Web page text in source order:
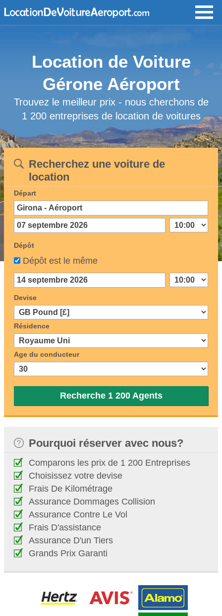
Location de Voiture
Gérone Aéroport
Trouvez le meilleur prix - nous cherchons de
1 200 entreprises de location de voitures
Recherchez une voiture de
location
Départ
Dépôt
Dépôt est le même
Devise
Résidence
Age du conducteur
Recherche 1 200 Agents
Pourquoi réserver avec nous?
Comparons les prix de 1 200 Entreprises
Choisissez votre devise
Frais De Kilométrage
Assurance Dommages Collision
Assurance Contre Le Vol
Frais D'assistance
Assurance D'un Tiers
Grands Prix Garanti